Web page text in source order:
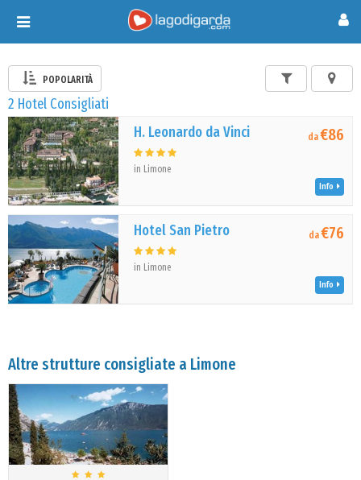
Toggle
navigation
POPOLARITÀ
2 Hotel Consigliati
H. Leonardo da Vinci
in Limone
da€86
Info
Hotel San Pietro
in Limone
da€76
Info
Altre strutture consigliate a Limone